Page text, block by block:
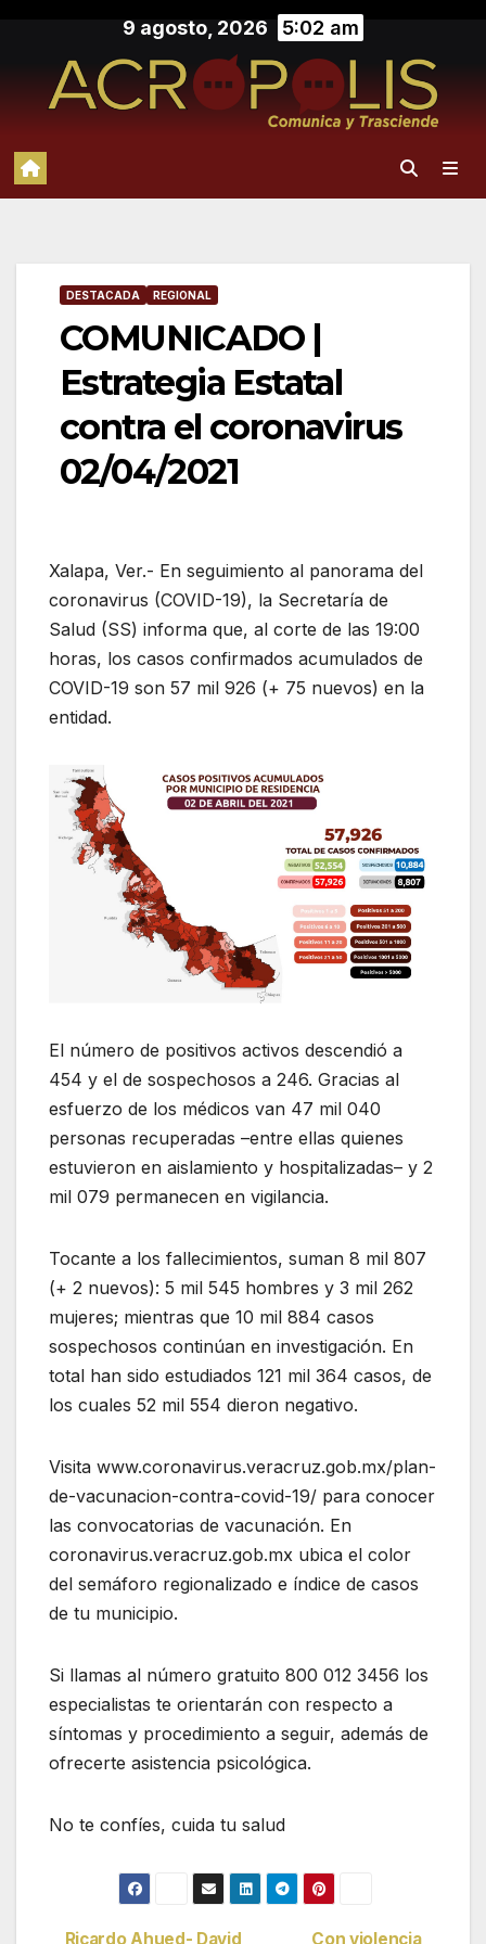
contenido
9 agosto, 2026 5:02 am
DESTACADA REGIONAL
COMUNICADO |
Estrategia Estatal
contra el coronavirus
02/04/2021
Xalapa, Ver.- En seguimiento al panorama del
coronavirus (COVID-19), la Secretaría de
Salud (SS) informa que, al corte de las 19:00
horas, los casos confirmados acumulados de
COVID-19 son 57 mil 926 (+ 75 nuevos) en la
entidad.
El número de positivos activos descendió a
454 y el de sospechosos a 246. Gracias al
esfuerzo de los médicos van 47 mil 040
personas recuperadas –entre ellas quienes
estuvieron en aislamiento y hospitalizadas– y 2
mil 079 permanecen en vigilancia.
Tocante a los fallecimientos, suman 8 mil 807
(+ 2 nuevos): 5 mil 545 hombres y 3 mil 262
mujeres; mientras que 10 mil 884 casos
sospechosos continúan en investigación. En
total han sido estudiados 121 mil 364 casos, de
los cuales 52 mil 554 dieron negativo.
Visita www.coronavirus.veracruz.gob.mx/plan-
de-vacunacion-contra-covid-19/ para conocer
las convocatorias de vacunación. En
coronavirus.veracruz.gob.mx ubica el color
del semáforo regionalizado e índice de casos
de tu municipio.
Si llamas al número gratuito 800 012 3456 los
especialistas te orientarán con respecto a
síntomas y procedimiento a seguir, además de
ofrecerte asistencia psicológica.
No te confíes, cuida tu salud
Con violencia
Ricardo Ahued- David